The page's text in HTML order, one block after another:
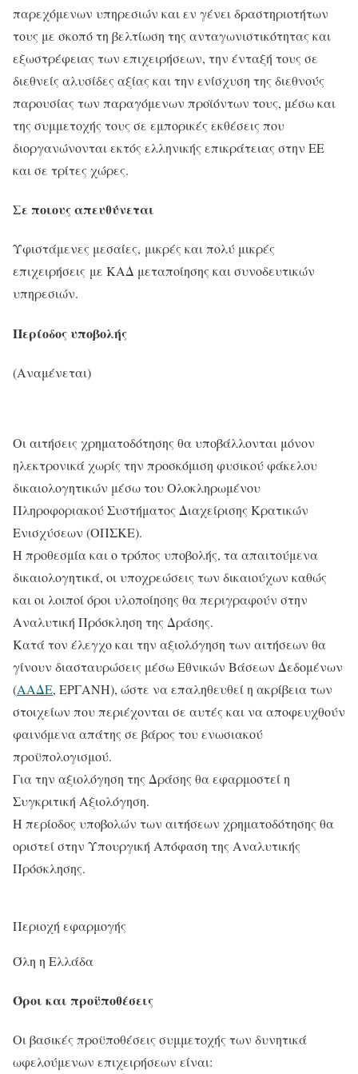
παρεχόμενων υπηρεσιών και εν γένει δραστηριοτήτων
τους με σκοπό τη βελτίωση της ανταγωνιστικότητας και
εξωστρέφειας των επιχειρήσεων, την ένταξή τους σε
διεθνείς αλυσίδες αξίας και την ενίσχυση της διεθνούς
παρουσίας των παραγόμενων προϊόντων τους, μέσω και
της συμμετοχής τους σε εμπορικές εκθέσεις που
διοργανώνονται εκτός ελληνικής επικράτειας στην ΕΕ
και σε τρίτες χώρες.​
Σε ποιους απευθύνεται
Υφιστάμενες μεσαίες, μικρές και πολύ μικρές
επιχειρήσεις με ΚΑΔ μεταποίησης και συνοδευτικών
υπηρεσιών.​​​
Περίοδος υποβολής
(Αναμένεται)
Οι αιτήσεις χρηματοδότησης θα υποβάλλονται μόνον
ηλεκτρονικά χωρίς την προσκόμιση φυσικού φάκελου
δικαιολογητικών μέσω του Ολοκληρωμένου
Πληροφοριακού Συστήματος Διαχείρισης Κρατικών
Ενισχύσεων (ΟΠΣΚΕ).
Η προθεσμία και ο τρόπος υποβολής, τα απαιτούμενα
δικαιολογητικά, οι υποχρεώσεις των δικαιούχων καθώς
και οι λοιποί όροι υλοποίησης θα περιγραφούν στην
Αναλυτική Πρόσκληση της Δράσης.
Κατά τον έλεγχο και την αξιολόγηση των αιτήσεων θα
γίνουν διασταυρώσεις μέσω Εθνικών Βάσεων Δεδομένων
(ΑΑΔΕ, ΕΡΓΑΝΗ), ώστε να επαληθευθεί η ακρίβεια των
στοιχείων που περιέχονται σε αυτές και να αποφευχθούν
φαινόμενα απάτης σε βάρος του ενωσιακού
προϋπολογισμού.
Για την αξιολόγηση της Δράσης θα εφαρμοστεί η
Συγκριτική Αξιολόγηση.
Η περίοδος υποβολών των αιτήσεων χρηματοδότησης θα
οριστεί στην Υπουργική Απόφαση της Αναλυτικής
Πρόσκλησης.​
Περιοχή εφαρμογής
Όλη η Ελλάδα
Όροι και προϋποθέσεις
Οι βασικές προϋποθέσεις συμμετοχής των δυνητικά
ωφελούμενων επιχειρήσεων είναι: